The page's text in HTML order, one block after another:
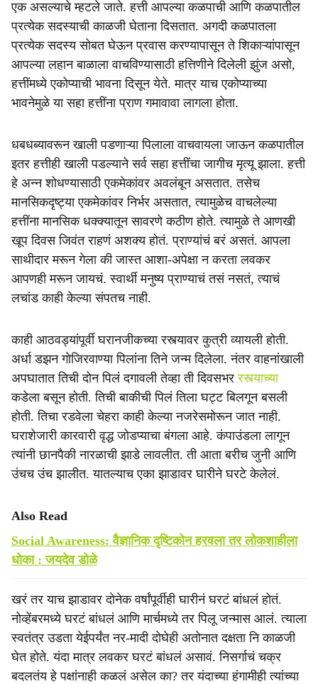
एक असल्याचे म्हटले जाते. हत्ती आपल्या कळपाची आणि कळपातील
प्रत्येक सदस्याची काळजी घेताना दिसतात. अगदी कळपातला
प्रत्येक सदस्य सोबत घेऊन प्रवास करण्यापासून ते शिकाऱ्यांपासून
आपल्या लहान बाळाला वाचविण्यासाठी हत्तिणीने दिलेली झुंज असो,
हत्तींमध्ये एकोप्याची भावना दिसून येते. मात्र याच एकोप्याच्या
भावनेमुळे या सहा हत्तींना प्राण गमावावा लागला होता.
धबधब्यावरून खाली पडणाऱ्या पिलाला वाचवायला जाऊन कळपातील
इतर हत्तीही खाली पडल्याने सर्व सहा हत्तींचा जागीच मृत्यू झाला. हत्ती
हे अन्न शोधण्यासाठी एकमेकांवर अवलंबून असतात. तसेच
मानसिकदृष्ट्या एकमेकांवर निर्भर असतात, त्यामुळेच वाचलेल्या
हत्तींना मानसिक धक्क्यातून सावरणे कठीण होते. त्यामुळे ते आणखी
खूप दिवस जिवंत राहणं अशक्य होतं. प्राण्यांचं बरं असतं. आपला
साथीदार मरून गेला की जास्त आशा-अपेक्षा न करता लवकर
आपणही मरून जायचं. स्वार्थी मनुष्य प्राण्याचं तसं नसतं, त्याचं
लचांड काही केल्या संपतच नाही.
काही आठवड्यांपूर्वी घरानजीकच्या रस्त्यावर कुत्री व्यायली होती.
अर्धा डझन गोजिरवाण्या पिलांना तिने जन्म दिलेला. नंतर वाहनांखाली
अपघातात तिची दोन पिलं दगावली तेव्हा ती दिवसभररस्त्याच्या
कडेला बसून होती. तिची बाकीची पिलं तिला घट्ट बिलगून बसली
होती. तिचा रडवेला चेहरा काही केल्या नजरेसमोरून जात नाही.
घराशेजारी कारवारी वृद्ध जोडप्याचा बंगला आहे. कंपाउंडला लागून
त्यांनी छानपैकी नारळाची झाडे लावलीत. ती आता बरीच जुनी आणि
उंचच उंच झालीत. यातल्याच एका झाडावर घारीने घरटे केलेलं.
Also Read
Social Awareness: वैज्ञानिक दृष्टिकोन हरवला तर लोकशाहीला
धोका : जयदेव डोळे
खरं तर याच झाडावर दोनेक वर्षांपूर्वीही घारीनं घरटं बांधलं होतं.
नोव्हेंबरमध्ये घरटं बांधलं आणि मार्चमध्ये तर पिलू जन्मास आलं. त्याला
स्वतंत्र उडता येईपर्यंत नर-मादी दोघेही अतोनात दक्षता नि काळजी
घेत होते. यंदा मात्र लवकर घरटं बांधलं असावं. निसर्गाचं चक्र
बदलतंय हे पक्षांनाही कळलं असेल का? तर यंदाच्या हंगामीही त्यांच्या